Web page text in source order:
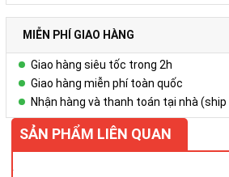
Hotline/ZALO : 0978.552.388 ( Ms Uyên)
MIỄN PHÍ GIAO HÀNG
Giao hàng siêu tốc trong 2h
Giao hàng miễn phí toàn quốc
Nhận hàng và thanh toán tại nhà (ship
SẢN PHẨM LIÊN QUAN